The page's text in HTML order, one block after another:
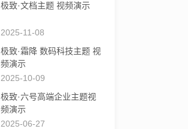
极致·文档主题 视频演示
2025-11-08
极致·霜降 数码科技主题 视
频演示
2025-10-09
极致·六号高端企业主题视
频演示
2025-06-27